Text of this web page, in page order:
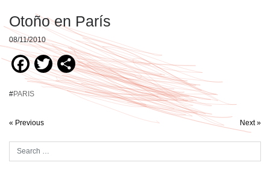
Otoño en París
08/11/2010
Facebook
TwitterCompartir
#PARIS
« Previous Next »